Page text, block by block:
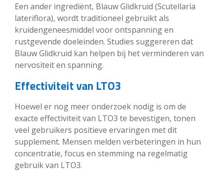
Een ander ingrediënt, Blauw Glidkruid (Scutellaria
lateriflora), wordt traditioneel gebruikt als
kruidengeneesmiddel voor ontspanning en
rustgevende doeleinden. Studies suggereren dat
Blauw Glidkruid kan helpen bij het verminderen van
nervositeit en spanning.
Effectiviteit van LTO3
Hoewel er nog meer onderzoek nodig is om de
exacte effectiviteit van LTO3 te bevestigen, tonen
veel gebruikers positieve ervaringen met dit
supplement. Mensen melden verbeteringen in hun
concentratie, focus en stemming na regelmatig
gebruik van LTO3.